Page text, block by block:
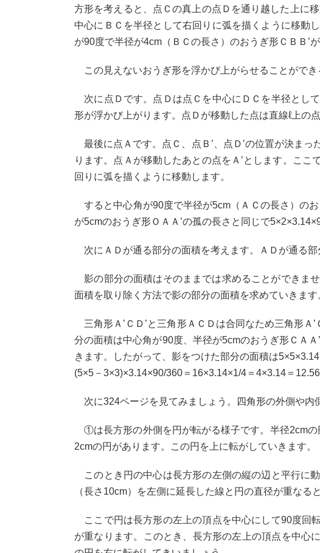
方形を考えると、点Ｃの真上の点Ｄを通り越した上に
中心にＢＣを半径として右回りに弧を描くように移動
が90度で半径が4cm（ＢＣの長さ）のおうぎ形ＣＢＢ’
この見えないおうぎ形を浮かび上がらせることができ
次に点Ｄです。点Ｄは点Ｃを中心にＤＣを半径とし
形が浮かび上がります。点Ｄが移動した点は直線ℓ上の
最後に点Ａです。点Ｃ、点Ｂ’、点Ｄ’の位置が決まっ
ります。点Ａが移動したあとの点をＡ’とします。こ
回りに弧を描くように移動します。
すると中心角が90度で半径が5cm（ＡＣの長さ）の
が5cmのおうぎ形ＯＡＡ’の孤の長さと同じで
次にＡＤが通る部分の面積を考えます。ＡＤが通る部
影の部分の面積はそのままでは求めることができま
面積を取り除く方法で影の部分の面積を求めていきます
三角形Ａ’ＣＤ’と三角形ＡＣＤは合同なため三角形Ａ
分の面積は中心角が90度、半径が5cmのおうぎ形ＣＡ
きます。したがって、影をつけた部分の面積は
(5×5－3×3)×3.14×90/360＝16×3.14×1/4＝4×3.14＝
次に324ページを見てみましょう。四角形の外側や内
①は長方形の外側を円が転がる様子です。半径2cmの
2cmの円があります。この円を上に転がしていきます。
このとき円の中心は長方形の左側の縦の辺と平行に
（長さ10cm）を左側に延長した線と円の直径が重なる
ここで円は長方形の左上の頂点を中心にして90度回
が重なります。このとき、長方形の左上の頂点を中心